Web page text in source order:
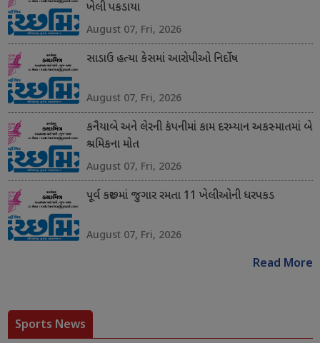
ખેલી પકડાયા
August 07, Fri, 2026
સાડાઉ હત્યા કેસમાં આરોપીઓ નિર્દોષ
August 07, Fri, 2026
કનૈયાબે અને લેરની કંપનીમાં કામ દરમ્યાન અકસ્માતમાં બે
શ્રમિકના મોત
August 07, Fri, 2026
પૂર્વ કચ્છમાં જુગાર રમતા 11 ખેલીઓની ધરપકડ
August 07, Fri, 2026
Read More
Sports News